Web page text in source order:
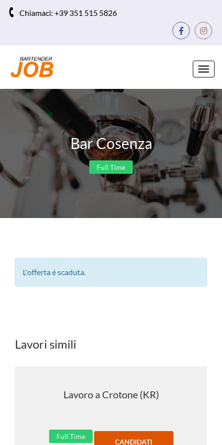
Chiamaci: +39 351 515 5826
Bar Cosenza
Full Time
L'offerta é scaduta.
Lavori simili
Lavoro a Crotone (KR)
Full Time
CANDIDATI